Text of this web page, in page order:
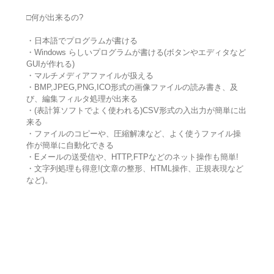
□何が出来るの?
・日本語でプログラムが書ける
・Windows らしいプログラムが書ける(ボタンやエディタなど
GUIが作れる)
・マルチメディアファイルが扱える
・BMP,JPEG,PNG,ICO形式の画像ファイルの読み書き、及
び、編集フィルタ処理が出来る
・(表計算ソフトでよく使われる)CSV形式の入出力が簡単に出
来る
・ファイルのコピーや、圧縮解凍など、よく使うファイル操
作が簡単に自動化できる
・Eメールの送受信や、HTTP,FTPなどのネット操作も簡単!
・文字列処理も得意!(文章の整形、HTML操作、正規表現など
など)。